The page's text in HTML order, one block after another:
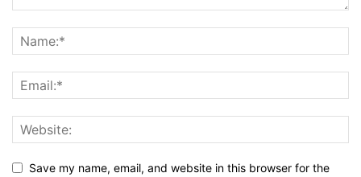
Save my name, email, and website in this browser for the